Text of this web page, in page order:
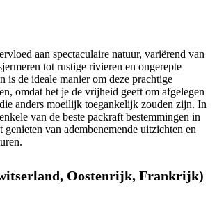
aan spectaculaire natuur, variërend van
tot rustige rivieren en ongerepte
is de ideale manier om deze prachtige
omdat het je de vrijheid geeft om afgelegen
anders moeilijk toegankelijk zouden zijn. In
van de beste packraft bestemmingen in
van adembenemende uitzichten en
Oostenrijk, Frankrijk)